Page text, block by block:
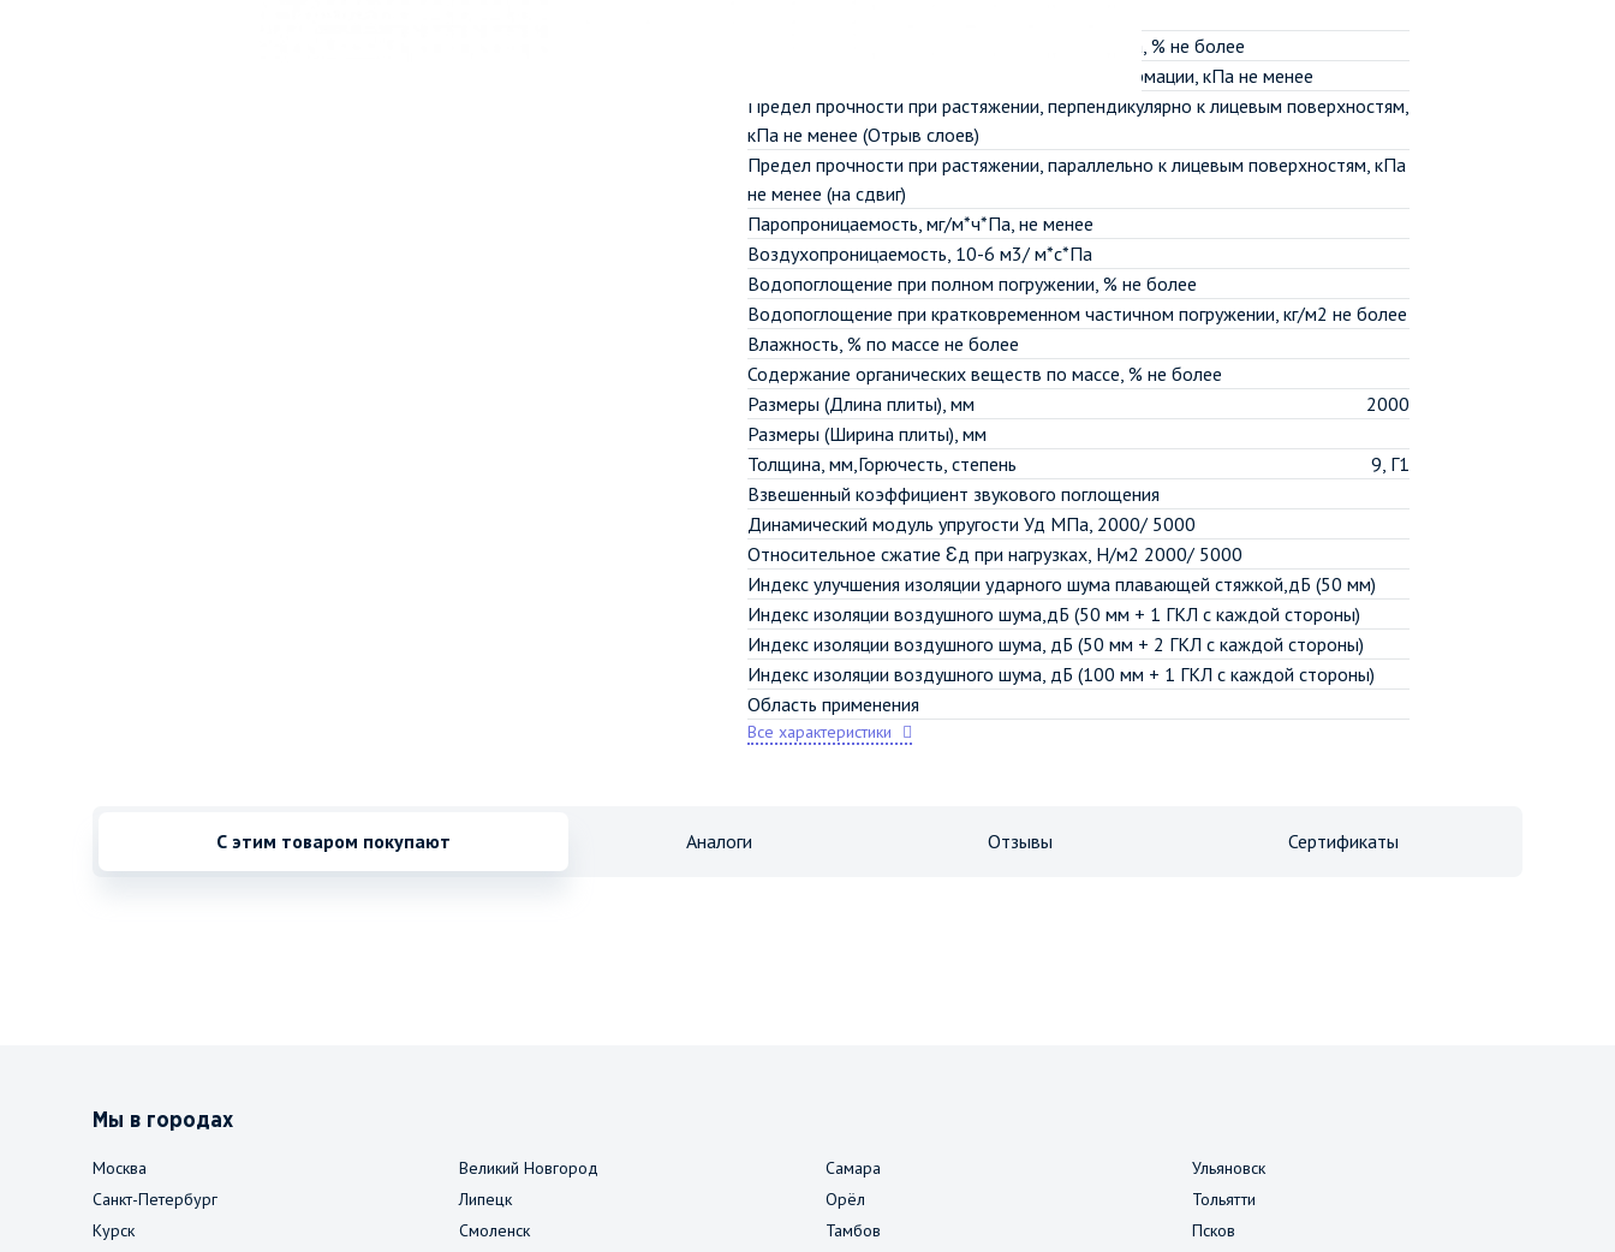
Сжимаемость под удельной нагрузкой 2000 Па, % не более
Прочность на сжатие при 10% линейной деформации, кПа не менее
Предел прочности при растяжении, перпендикулярно к лицевым поверхностям,
кПа не менее (Отрыв слоев)
Предел прочности при растяжении, параллельно к лицевым поверхностям, кПа
не менее (на сдвиг)
Паропроницаемость, мг/м*ч*Па, не менее
Воздухопроницаемость, 10-6 м3/ м*с*Па
Водопоглощение при полном погружении, % не более
Водопоглощение при кратковременном частичном погружении, кг/м2 не более
Влажность, % по массе не более
Содержание органических веществ по массе, % не более
Размеры (Длина плиты), мм
2000
Размеры (Ширина плиты), мм
Толщина, мм,Горючесть, степень
9, Г1
Взвешенный коэффициент звукового поглощения
Динамический модуль упругости Уд МПа, 2000/ 5000
Относительное сжатие Ɛд при нагрузках, Н/м2 2000/ 5000
Индекс улучшения изоляции ударного шума плавающей стяжкой,дБ (50 мм)
Индекс изоляции воздушного шума,дБ (50 мм + 1 ГКЛ с каждой стороны)
Индекс изоляции воздушного шума, дБ (50 мм + 2 ГКЛ с каждой стороны)
Индекс изоляции воздушного шума, дБ (100 мм + 1 ГКЛ с каждой стороны)
Область применения
Все характеристики
С этим товаром покупают Аналоги Отзывы Сертификаты
Мы в городах
Москва
Санкт-Петербург
Курск
Великий Новгород
Липецк
Смоленск
Самара
Орёл
Тамбов
Ульяновск
Тольятти
Псков